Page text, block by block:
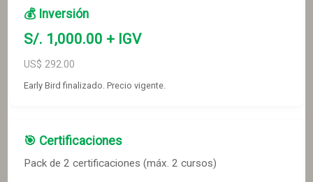
💰 Inversión
S/. 1,000.00 + IGV
US$ 292.00
Early Bird finalizado. Precio vigente.
🎯 Certificaciones
Pack de 2 certificaciones (máx. 2 cursos)